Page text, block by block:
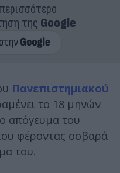
της Google
Πανεπιστημιακού
το 18 μηνών
απόγευμα του
φέροντας σοβαρά
του.